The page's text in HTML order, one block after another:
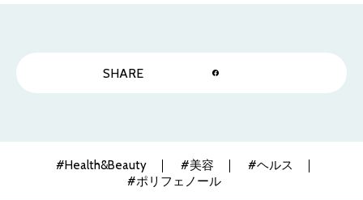
SHARE
#Health&Beauty #美容
#ヘルス
#ポリフェノール